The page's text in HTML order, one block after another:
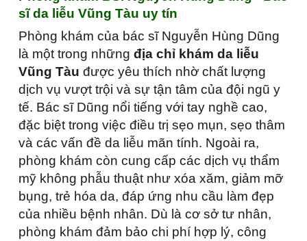
sĩ da liễu Vũng Tàu uy tín
Phòng khám của bác sĩ Nguyễn Hùng Dũng
là một trong những địa chỉ khám da liễu
Vũng Tàu được yêu thích nhờ chất lượng
dịch vụ vượt trội và sự tận tâm của đội ngũ y
tế. Bác sĩ Dũng nổi tiếng với tay nghề cao,
đặc biệt trong việc điều trị sẹo mụn, sẹo thâm
và các vấn đề da liễu mãn tính. Ngoài ra,
phòng khám còn cung cấp các dịch vụ thẩm
mỹ không phẫu thuật như xóa xăm, giảm mỡ
bụng, trẻ hóa da, đáp ứng nhu cầu làm đẹp
của nhiều bệnh nhân. Dù là cơ sở tư nhân,
phòng khám đảm bảo chi phí hợp lý, công